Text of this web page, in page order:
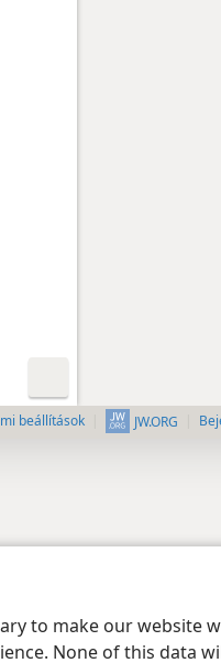
to make our website
None of this data
beállítások JW.ORG